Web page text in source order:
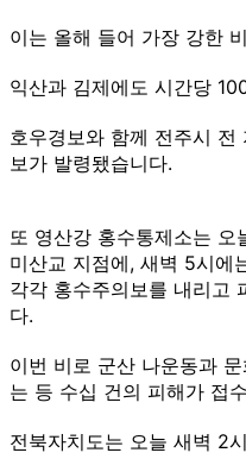
이는 올해 들어 가장 강한
익산과 김제에도 시간당
호우경보와 함께 전주시 전
보가 발령됐습니다.
또 영산강 홍수통제소는
미산교 지점에, 새벽 5시에
각각 홍수주의보를 내리고
다.
이번 비로 군산 나운동과
는 등 수십 건의 피해가 접
전북자치도는 오늘 새벽 2